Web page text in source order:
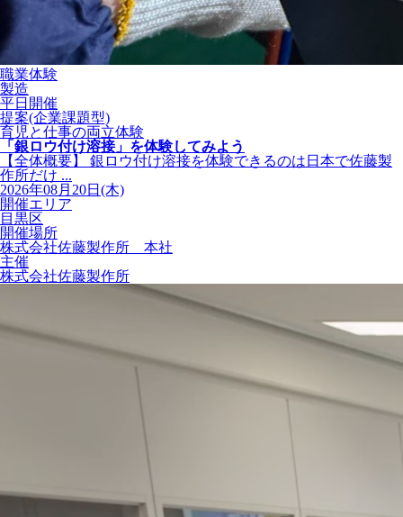
職業体験
製造
平日開催
提案(企業課題型)
育児と仕事の両立体験
「銀ロウ付け溶接」を体験してみよう
【全体概要】 銀ロウ付け溶接を体験できるのは日本で佐藤製
作所だけ ...
2026年08月20日(木)
開催エリア
目黒区
開催場所
株式会社佐藤製作所 本社
主催
株式会社佐藤製作所